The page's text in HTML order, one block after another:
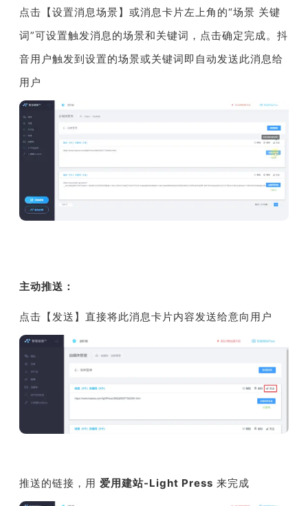
点击【设置消息场景】或消息卡片左上角的“场景 关键
词”可设置触发消息的场景和关键词，点击确定完成。 抖
音用户触发到设置的场景或关键词即自动发送此消息给
用户
主动推送：
点击【发送】直接将此消息卡片内容发送给意向用户
推送的链接，用 爱用建站-Light Press 来完成